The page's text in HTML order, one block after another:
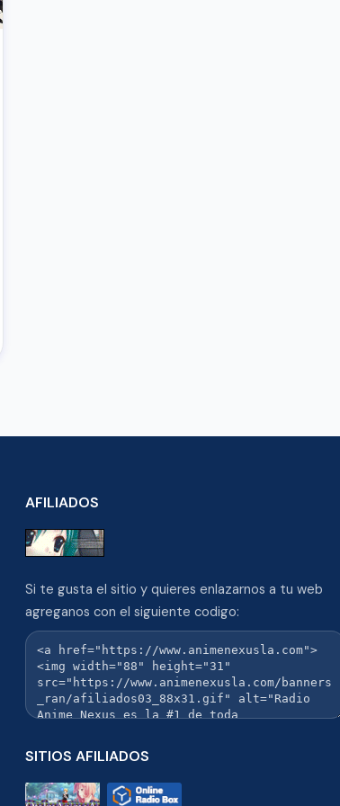
AFILIADOS
Si te gusta el sitio y quieres enlazarnos a tu web
agreganos con el siguiente codigo:
SITIOS AFILIADOS